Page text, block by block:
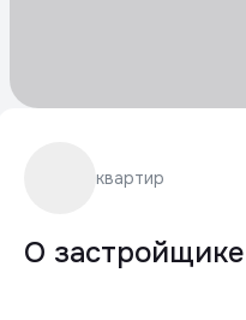
квартир
О застройщике